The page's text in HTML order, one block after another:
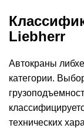
Liebherr
Автокраны
категории.
технических